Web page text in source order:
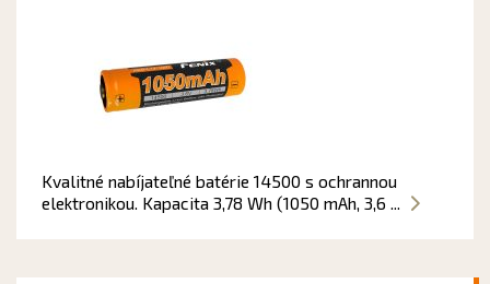
Kvalitné nabíjateľné batérie 14500 s ochrannou
elektronikou. Kapacita 3,78 Wh (1050 mAh, 3,6 ...